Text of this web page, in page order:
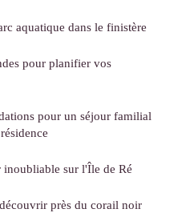
aquatique dans le finistère
pour planifier vos
pour un séjour familial
inoubliable sur l'Île de Ré
près du corail noir